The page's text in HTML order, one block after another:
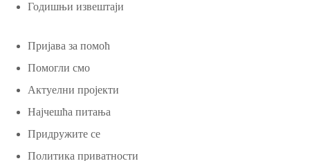
Годишњи извештаји
Пријава за помоћ
Помогли смо
Актуелни пројекти
Најчешћа питања
Придружите се
Политика приватности